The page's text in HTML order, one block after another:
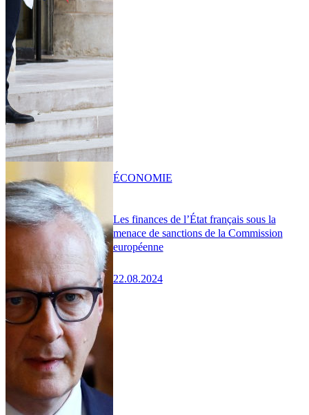
Les finances de l’État français sous la
menace de sanctions de la Commission
européenne
22.08.2024
ÉCONOMIE